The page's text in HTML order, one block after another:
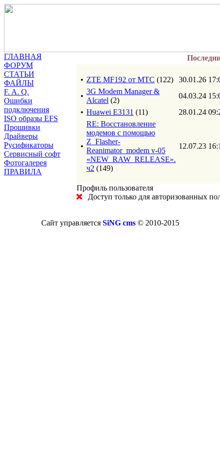
ГЛАВНАЯ
ФОРУМ
СТАТЬИ
ФАЙЛЫ
F. A. Q.
Ошибки
подключения
ISO образы EFS
Прошивки
Драйверы
Русификаторы
Сервисный софт
Фотогалерея
ПРАВИЛА
• ZTE MF192 от МТС (122)
30.01.26
•
3G Modem Manager &
Alcatel (2)
04.03.24
• Huawei E3131 (11) 28.01.24
•
RE: Восстановление
модемов с помощью
Z_Flasher-
Reanimator_modem v-05
«NEW_RAW_RELEASE».
ч2 (149)
12.07.23
Профиль пользователя
Доступ только для авторизованных
Сайт управляется SiNG cms© 2010-2015